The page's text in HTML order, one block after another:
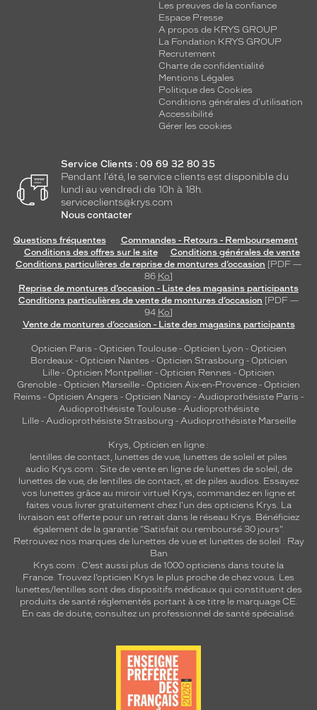
Les preuves de la confiance
Espace Presse
A propos de KRYS GROUP
La Fondation KRYS GROUP
Recrutement
Charte de confidentialité
Mentions Légales
Politique des Cookies
Conditions générales d'utilisation
Accessibilité
Gérer les cookies
Service Clients : 09 69 32 80 35
Pendant l'été, le service clients est disponible du
lundi au vendredi de 10h à 18h.
serviceclients@krys.com
Nous contacter
Questions fréquentes
Commandes - Retours - Remboursement
Conditions des offres sur le site
Conditions générales de vente
Conditions particulières de reprise de montures d’occasion [PDF —
86 Ko]
Reprise de montures d’occasion - Liste des magasins participants
Conditions particulières de vente de montures d’occasion [PDF —
94 Ko]
Vente de montures d’occasion - Liste des magasins participants
Opticien Paris - Opticien Toulouse- Opticien Lyon - Opticien
Bordeaux- Opticien Nantes - Opticien Strasbourg - Opticien
Lille - Opticien Montpellier - Opticien Rennes - Opticien
Grenoble - Opticien Marseille - Opticien Aix-en-Provence - Opticien
Reims - Opticien Angers - Opticien Nancy - Audioprothésiste Paris -
Audioprothésiste Toulouse- Audioprothésiste
Lille- Audioprothésiste Strasbourg - Audioprothésiste Marseille
Krys, Opticien en ligne :
lentilles de contact, lunettes de vue, lunettes de soleil et piles
audio Krys.com : Site de vente en ligne de lunettes de soleil, de
lunettes de vue, de lentilles de contact, et de piles audios. Essayez
vos lunettes grâce au miroir virtuel Krys, commandez en ligne et
faites vous livrer gratuitement chez l'un des opticiens Krys. La
livraison est offerte pour un retrait dans le réseau Krys. Bénéficiez
également de la garantie "Satisfait ou remboursé 30 jours".
Retrouvez nos marques de lunettes de vue et lunettes de soleil : Ray
Ban
Krys.com : C’est aussi plus de 1000 opticiens dans toute la
France. Trouvez l’opticien Krys le plus proche de chez vous. Les
lunettes/lentilles sont des dispositifs médicaux qui constituent des
produits de santé réglementés portant à ce titre le marquage CE.
En cas de doute, consultez un professionnel de santé spécialisé.